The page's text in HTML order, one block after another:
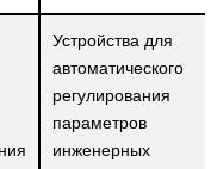
Pt1000
для погружных
Устройства для
автоматического
регулирования
параметров
инженерных